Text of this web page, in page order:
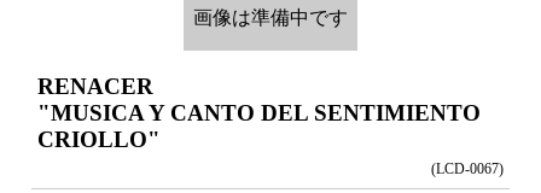
画像は準備中です
RENACER
"MUSICA Y CANTO DEL SENTIMIENTO
CRIOLLO"
(LCD-0067)